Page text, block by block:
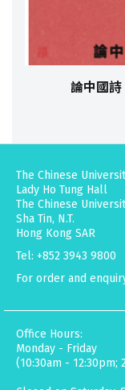
論中國詩
The Chinese
Lady Ho Tung Hall
The Chinese
Sha Tin, N.T.
Hong Kong SAR
Tel: +852 3943 9800
For order and
Office Hours:
Monday - Friday
(10:30am - 12:30pm;